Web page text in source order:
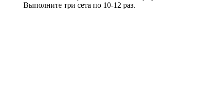
Выполните три сета по 10-12 раз.